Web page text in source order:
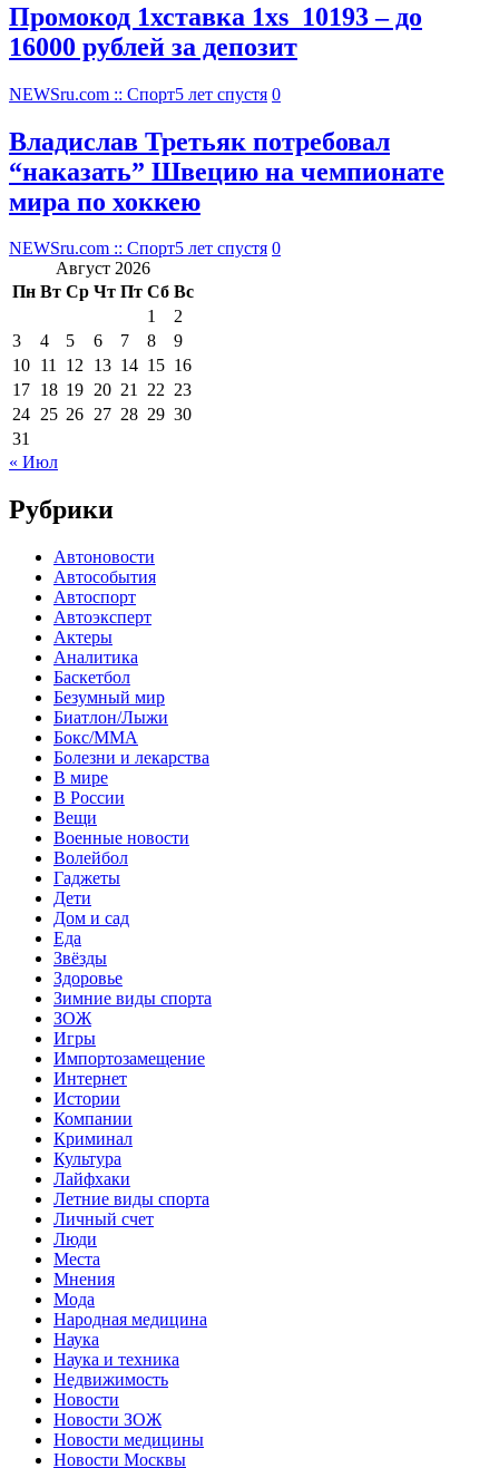
Промокод 1хставка 1xs_10193 – до
16000 рублей за депозит
NEWSru.com :: Спорт5 лет спустя 0
Владислав Третьяк потребовал
“наказать” Швецию на чемпионате
мира по хоккею
NEWSru.com :: Спорт5 лет спустя 0
Август 2026
Пн Вт Ср Чт Пт Сб Вс
1
2
3
4 5 6 7 8
9
10 11 12 13 14 15 16
17 18 19 20 21 22 23
24 25 26 27 28 29 30
31
« Июл
Рубрики
Автоновости
Автособытия
Автоспорт
Автоэксперт
Актеры
Аналитика
Баскетбол
Безумный мир
Биатлон/Лыжи
Бокс/MMA
Болезни и лекарства
В мире
В России
Вещи
Военные новости
Волейбол
Гаджеты
Дети
Дом и сад
Еда
Звёзды
Здоровье
Зимние виды спорта
ЗОЖ
Игры
Импортозамещение
Интернет
Истории
Компании
Криминал
Культура
Лайфхаки
Летние виды спорта
Личный счет
Люди
Места
Мнения
Мода
Народная медицина
Наука
Наука и техника
Недвижимость
Новости
Новости ЗОЖ
Новости медицины
Новости Москвы